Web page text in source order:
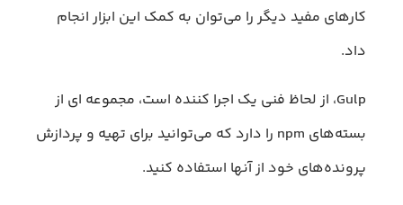
کارهای مفید دیگر را می‌توان به کمک این ابزار انجام
داد.
Gulp، از لحاظ فنی یک اجرا کننده‌ است، مجموعه ای از
بسته‌های npm را دارد که می‌توانید برای تهیه و پردازش
پرونده‌های خود از آنها استفاده کنید.